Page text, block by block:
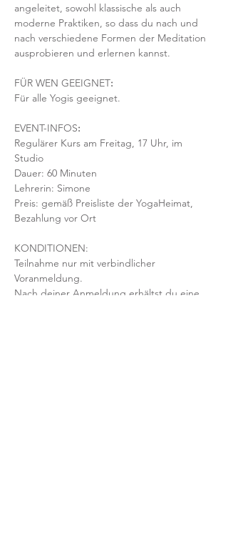
angeleitet, sowohl klassische als auch
moderne Praktiken, so dass du nach und
nach verschiedene Formen der Meditation
ausprobieren und erlernen kannst.
FÜR WEN GEEIGNET:
Für alle Yogis geeignet.
EVENT-INFOS:
Regulärer Kurs am Freitag, 17 Uhr, im
Studio
Dauer: 60 Minuten
Lehrerin: Simone
Preis: gemäß Preisliste der YogaHeimat,
Bezahlung vor Ort
KONDITIONEN:
Teilnahme nur mit verbindlicher
Voranmeldung.
Nach deiner Anmeldung erhältst du eine